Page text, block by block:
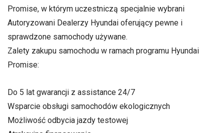
Promise, w którym uczestniczą specjalnie wybrani
Autoryzowani Dealerzy Hyundai oferujący pewne i
sprawdzone samochody używane.
Zalety zakupu samochodu w ramach programu Hyundai
Promise:
Do 5 lat gwarancji z assistance 24/7
Wsparcie obsługi samochodów ekologicznych
Możliwość odbycia jazdy testowej